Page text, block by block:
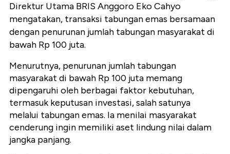
Direktur Utama BRIS Anggoro Eko Cahyo
mengatakan, transaksi tabungan emas bersamaan
dengan penurunan jumlah tabungan masyarakat di
bawah Rp 100 juta.
Menurutnya, penurunan jumlah tabungan
masyarakat di bawah Rp 100 juta memang
dipengaruhi oleh berbagai faktor kebutuhan,
termasuk keputusan investasi, salah satunya
melalui tabungan emas. Ia menilai masyarakat
cenderung ingin memiliki aset lindung nilai dalam
jangka panjang.